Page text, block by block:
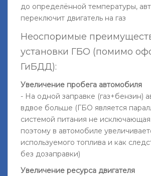
до определённой температуры,
переключит двигатель на газ
Неоспоримые
установки ГБО (помимо
ГиБДД):
Увеличение пробега автомобиля
- На одной заправке (газ+бензин)
вдвое больше (ГБО является
системой питания не
поэтому в автомобиле
используемого топлива и как
без дозаправки)
Увеличение ресурса двигателя